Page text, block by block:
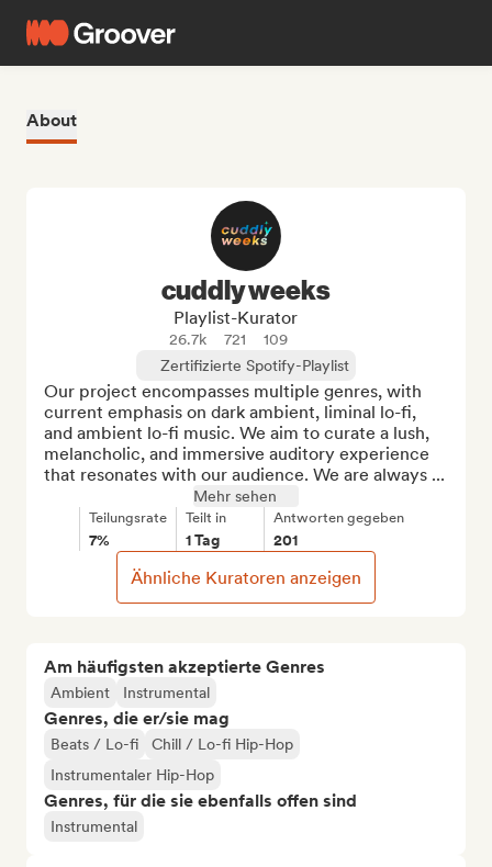
About
Am häufigsten akzeptierte Genres
Ambient Instrumental
Genres, die er/sie mag
Beats / Lo-fi
Chill / Lo-fi Hip-Hop
Instrumentaler Hip-Hop
Genres, für die sie ebenfalls offen sind
Instrumental
cuddly weeks
Playlist-Kurator
26.7k 721
109
Zertifizierte Spotify-Playlist
Our project encompasses multiple genres, with
current emphasis on dark ambient, liminal lo-fi,
and ambient lo-fi music. We aim to curate a lush,
melancholic, and immersive auditory experience
that resonates with our audience. We are always ...
Mehr sehen
Teilungsrate
7%
Teilt in
1 Tag
Antworten gegeben
201
Ähnliche Kuratoren anzeigen